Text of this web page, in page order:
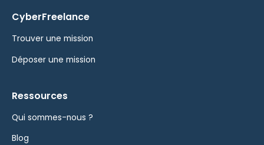
CyberFreelance
Trouver une mission
Déposer une mission
Ressources
Qui sommes-nous ?
Blog